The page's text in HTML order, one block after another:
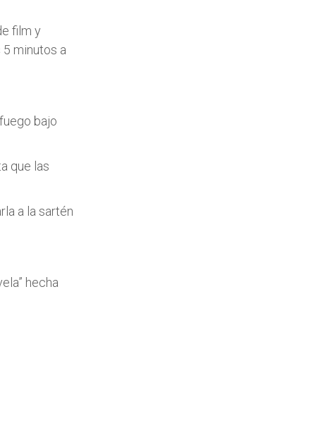
film y
minutos a
bajo
que las
a la sartén
hecha